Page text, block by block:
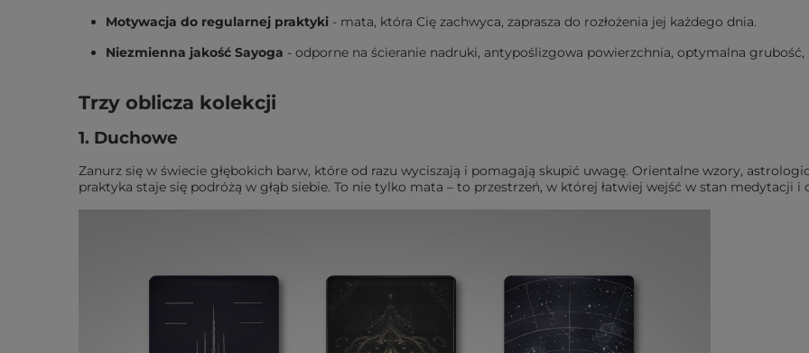
Motywacja do regularnej praktyki - mata, która Cię zachwyca, zaprasza do rozłożenia jej każdego dnia.
Niezmienna jakość Sayoga - odporne na ścieranie nadruki, antypoślizgowa powierzchnia, optymalna grubość,
Trzy oblicza kolekcji
1. Duchowe
Zanurz się w świecie głębokich barw, które od razu wyciszają i pomagają skupić uwagę. Orientalne wzory,
praktyka staje się podróżą w głąb siebie. To nie tylko mata – to przestrzeń, w której łatwiej wejść w stan medytacji i